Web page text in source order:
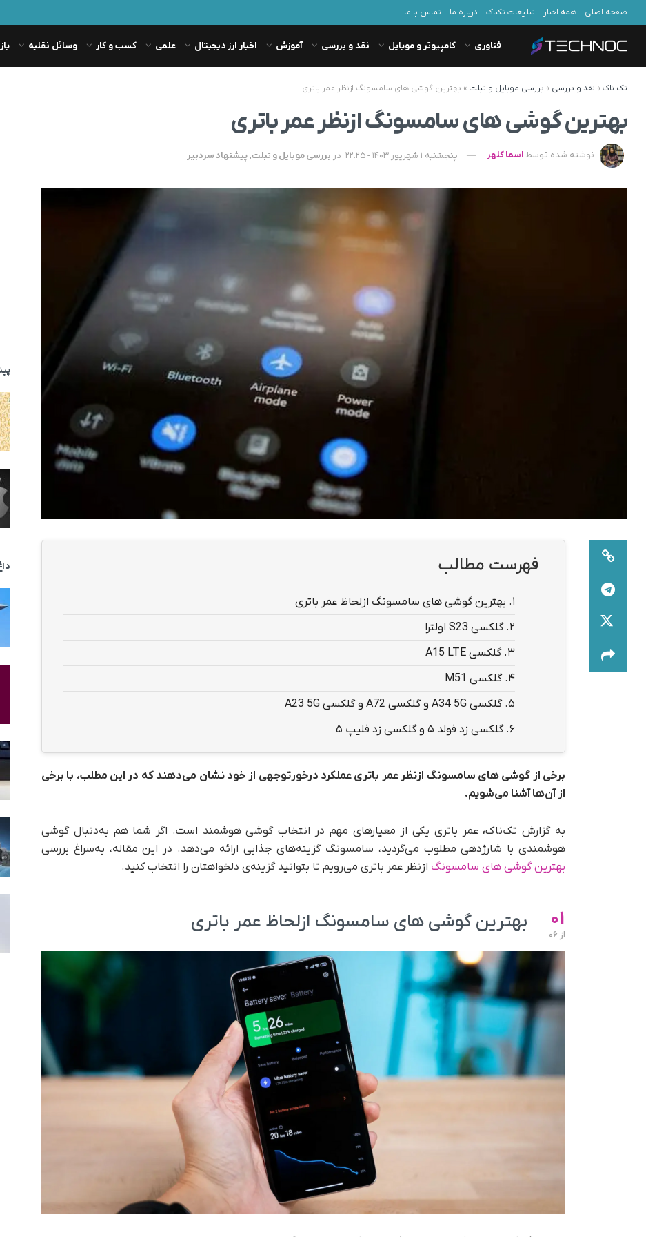
صفحه اصلی همه اخبار تبلیغات تکناک درباره ما تماس با ما
فناوری کامپیوتر و موبایل نقد و بررسی آموزش اخبار ارز دیجیتال علمی کسب و کار وسائل نقلیه
تک ناک» نقد و بررسی » بررسی موبایل و تبلت » بهترین گوشی های سامسونگ ازنظر عمر باتری
بهترین گوشی های سامسونگ ازنظر عمر باتری
نوشته شده توسط اسما کلهر پنجشنبه 1 شهریور 1403 - 22:25 در بررسی موبایل و تبلت,پیشنهاد سردبیر
فهرست مطالب
1. بهترین گوشی های سامسونگ ازلحاظ عمر باتری
2. گلکسی S23 اولترا
3. گلکسی A15 LTE
4. گلکسی M51
5. گلکسی A34 5G و گلکسی A72 و گلکسی A23 5G
6. گلکسی زد فولد ۵ و گلکسی زد فلیپ ۵
برخی از گوشی های سامسونگ ازنظر عمر باتری عملکرد درخورتوجهی از خود نشان می‌دهند که در این مطلب، با برخی
از آن‌ها آشنا می‌شویم.
به گزارش تک‌ناک،عمر باتری یکی از معیارهای مهم در انتخاب گوشی هوشمند است. اگر شما هم به‌دنبال گوشی‌
هوشمندی با شارژدهی مطلوب می‌گردید، سامسونگ گزینه‌های جذابی ارائه می‌دهد. در این مقاله، به‌سراغ بررسی
بهترین گوشی های سامسونگ ازنظر عمر باتری می‌رویم تا بتوانید گزینه‌ی دلخواهتان را انتخاب کنید.
01
از
بهترین گوشی های سامسونگ ازلحاظ عمر باتری